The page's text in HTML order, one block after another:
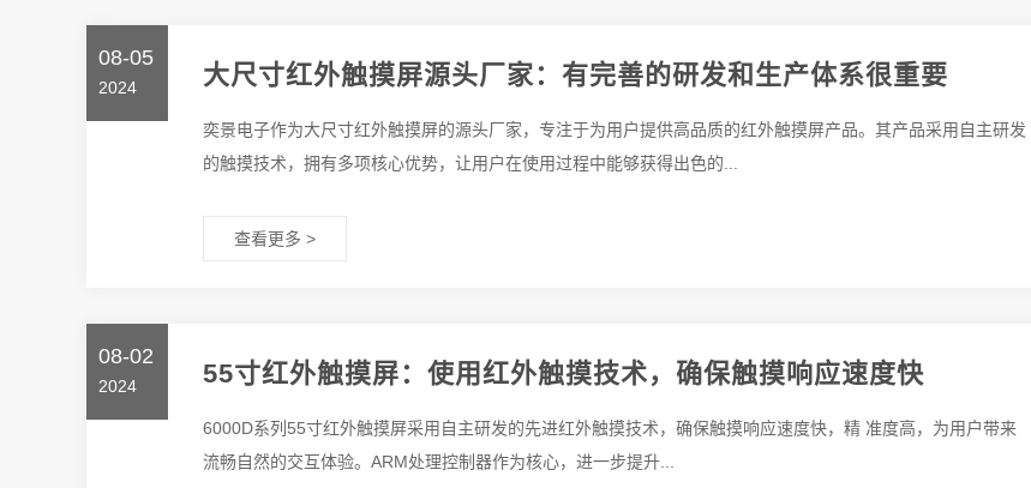
08-05
2024 大尺寸红外触摸屏源头厂家：有完善的研发和生产体系很重要
奕景电子作为大尺寸红外触摸屏的源头厂家，专注于为用户提供高品质的红外触摸屏产品。其产品采用自主研发
的触摸技术，拥有多项核心优势，让用户在使用过程中能够获得出色的...
查看更多 >
08-02
2024 55寸红外触摸屏：使用红外触摸技术，确保触摸响应速度快
6000D系列55寸红外触摸屏采用自主研发的先进红外触摸技术，确保触摸响应速度快，精 准度高，为用户带来
流畅自然的交互体验。ARM处理控制器作为核心，进一步提升...